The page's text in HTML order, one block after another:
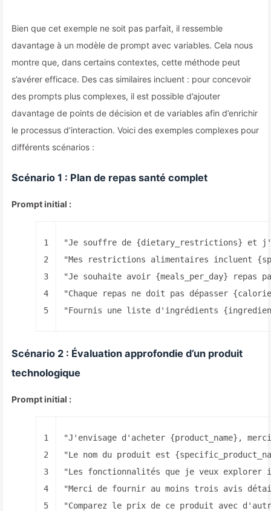
Bien que cet exemple ne soit pas parfait, il ressemble
davantage à un modèle de prompt avec variables. Cela nous
montre que, dans certains contextes, cette méthode peut
s’avérer efficace. Des cas similaires incluent : pour concevoir
des prompts plus complexes, il est possible d’ajouter
davantage de points de décision et de variables afin d’enrichir
le processus d’interaction. Voici des exemples complexes pour
différents scénarios :
Scénario 1 : Plan de repas santé complet
Prompt initial :
1
2
3
4
5
"Je souffre de {dietary_restrictions} et
"Mes restrictions alimentaires incluent
"Je souhaite avoir {meals_per_day} repas
"Chaque repas ne doit pas dépasser
"Fournis une liste d'ingrédients
Scénario 2 : Évaluation approfondie d’un produit
technologique
Prompt initial :
1
2
3
4
5
"J'envisage d'acheter {product_name},
"Le nom du produit est
"Les fonctionnalités que je veux
"Merci de fournir au moins trois avis
"Comparez le prix de ce produit avec